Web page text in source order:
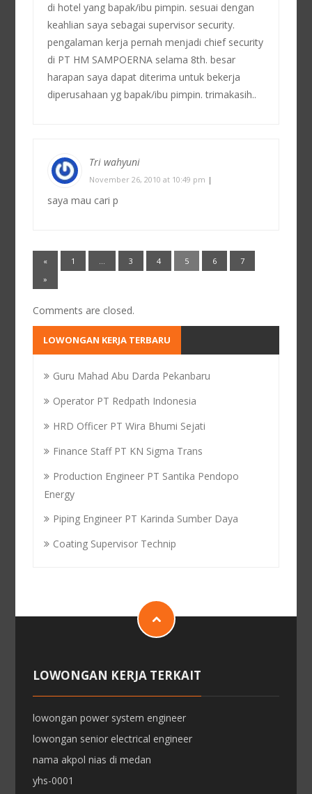
di hotel yang bapak/ibu pimpin. sesuai dengan
keahlian saya sebagai supervisor security.
pengalaman kerja pernah menjadi chief security
di PT HM SAMPOERNA selama 8th. besar
harapan saya dapat diterima untuk bekerja
diperusahaan yg bapak/ibu pimpin. trimakasih..
Tri wahyuni
November 26, 2010 at 10:49 pm |
saya mau cari p
« 1 … 3 4 5 6
7
»
Comments are closed.
LOWONGAN KERJA TERBARU
Guru Mahad Abu Darda Pekanbaru
Operator PT Redpath Indonesia
HRD Officer PT Wira Bhumi Sejati
Finance Staff PT KN Sigma Trans
Production Engineer PT Santika Pendopo
Energy
Piping Engineer PT Karinda Sumber Daya
Coating Supervisor Technip
LOWONGAN KERJA TERKAIT
lowongan power system engineer
lowongan senior electrical engineer
nama akpol nias di medan
yhs-0001